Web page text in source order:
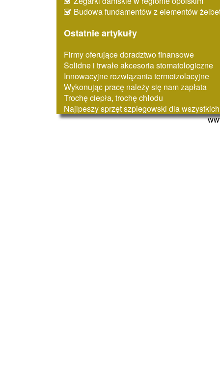
Budowa fundamentów z elementów
Ostatnie artykuły
Firmy oferujące doradztwo finansowe
Solidne i trwałe akcesoria stomatologiczne
Innowacyjne rozwiązania termoizolacyjne
Wykonując pracę należy się nam zapłata
Trochę ciepła, trochę chłodu
Najlpeszy sprzęt szpiegowski dla wszystkich